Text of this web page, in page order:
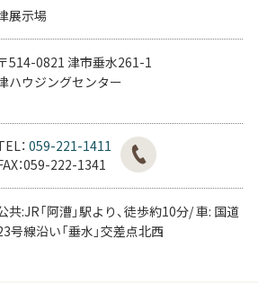
展示場
514-0821 津市垂水261-1
ハウジングセンター
： 059-221-1411
：059-222-1341
共:JR「阿漕」駅より、徒歩約10分/ 車: 国道
号線沿い「垂水」交差点北西